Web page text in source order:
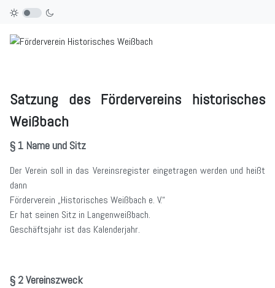
Satzung des Fördervereins historisches
Weißbach
§ 1 Name und Sitz
Der Verein soll in das Vereinsregister eingetragen werden und heißt
dann
Förderverein „Historisches Weißbach e. V.“
Er hat seinen Sitz in Langenweißbach.
Geschäftsjahr ist das Kalenderjahr.
§ 2 Vereinszweck